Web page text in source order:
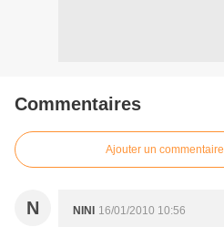
Commentaires
Ajouter un commentaire
N NINI
16/01/2010 10:56